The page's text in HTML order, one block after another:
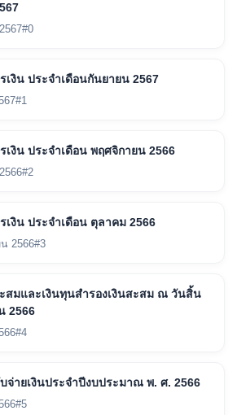
#0
เงิน ประจำเดือนกันยายน 2567
#1
เงิน ประจำเดือน พฤศจิกายน 2566
#2
เงิน ประจำเดือน ตุลาคม 2566
2566#3
สมและเงินทุนสำรองเงินสะสม ณ วันสิ้น
2566
#4
จ่ายเงินประจำปีงบประมาณ พ. ศ. 2566
#5